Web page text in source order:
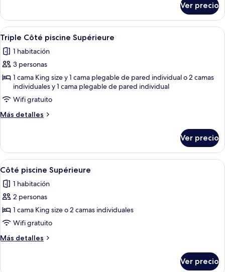
Côté
colline
Ver precio
Abrir
todas
las
fotos
de
Triple
Côté
piscine
Habitación de hotel con dos camas,
4
Triple Côté piscine Supérieure
1 habitación
3 personas
1 cama King size y 1 cama plegable de pared individual o 2 camas
individuales y 1 cama plegable de pared individual
Wifi gratuito
Más detalles
Más
Côté
piscine
Supérieure
Ver precio
Abrir
todas
las
fotos
de
Côté
piscine
Supérieure
Habitación de hotel con cama,
5
Côté piscine Supérieure
1 habitación
2 personas
1 cama King size o 2 camas individuales
Wifi gratuito
Más detalles
Más
Ver precio